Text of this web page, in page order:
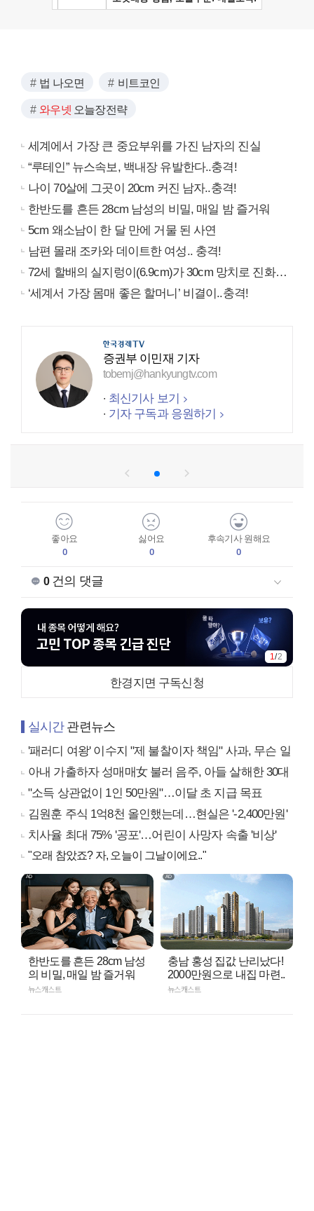
법 나오면 비트코인
와우넷 오늘장전략
세계에서 가장 큰 중요부위를 가진 남자의 진실
“루테인” 뉴스속보, 백내장 유발한다..충격!
나이 70살에 그곳이 20cm 커진 남자..충격!
한반도를 흔든 28cm 남성의 비밀, 매일 밤 즐거워
5cm 왜소남이 한 달 만에 거물 된 사연
남편 몰래 조카와 데이트한 여성.. 충격!
72세 할배의 실지렁이(6.9cm)가 30cm 망치로 진화…
‘세계서 가장 몸매 좋은 할머니’ 비결이..충격!
증권부 이민재 기자
tobemj@hankyungtv.com
최신기사 보기
기자 구독과 응원하기
좋아요
0
싫어요
0
후속기사 원해요
0
0건의 댓글
1/2
한경지면 구독신청
실시간관련뉴스
'패러디 여왕' 이수지 "제 불찰이자 책임" 사과, 무슨 일
아내 가출하자 성매매女 불러 음주, 아들 살해한 30대
"소득 상관없이 1인 50만원"…이달 초 지급 목표
김원훈 주식 1억8천 올인했는데…현실은 '-2,400만원'
치사율 최대 75% '공포'…어린이 사망자 속출 '비상'
"오래 참았죠? 자, 오늘이 그날이에요.."
한반도를 흔든 28cm 남성
의 비밀, 매일 밤 즐거워
뉴스캐스트
충남 홍성 집값 난리났다!
2000만원으로 내집 마련..
뉴스캐스트